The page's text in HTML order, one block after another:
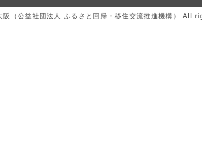
（公益社団法人 ふるさと回帰・移住交流推進機構） All